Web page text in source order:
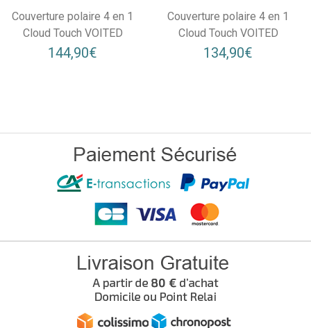
Couverture polaire 4 en 1
Cloud Touch VOITED
144,90€
Couverture polaire 4 en 1
Cloud Touch VOITED
134,90€